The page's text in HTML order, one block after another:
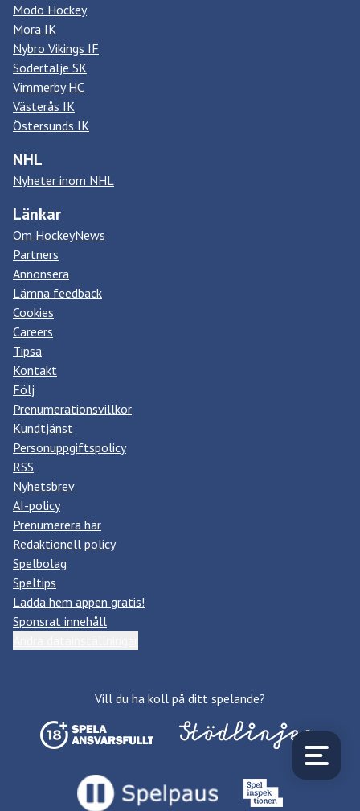
Modo Hockey
Mora IK
Nybro Vikings IF
Södertälje SK
Vimmerby HC
Västerås IK
Östersunds IK
NHL
Nyheter inom NHL
Länkar
Om HockeyNews
Partners
Annonsera
Lämna feedback
Cookies
Careers
Tipsa
Kontakt
Följ
Prenumerationsvillkor
Kundtjänst
Personuppgiftspolicy
RSS
Nyhetsbrev
AI-policy
Prenumerera här
Redaktionell policy
Spelbolag
Speltips
Ladda hem appen gratis!
Sponsrat innehåll
Vill du ha koll på ditt spelande?